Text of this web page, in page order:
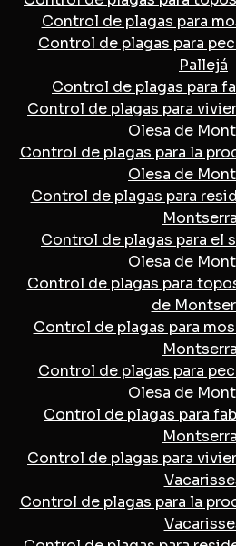
Control de plagas para
Control de plagas para
Pallejá
Control de plagas para
Control de plagas para
Olesa de
Control de plagas para la
Olesa de
Control de plagas para
Control de plagas para el
Olesa de
Control de plagas para
de
Control de plagas para
Control de plagas para
Olesa de
Control de plagas para
Control de plagas para
Control de plagas para la